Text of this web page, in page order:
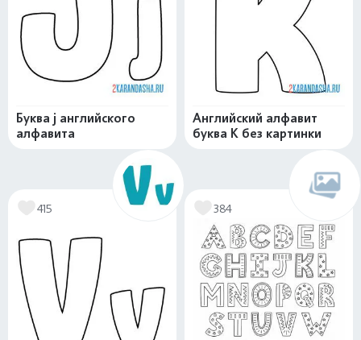
Буква j английского
алфавита
Английский алфавит
буква K без картинки
415 384